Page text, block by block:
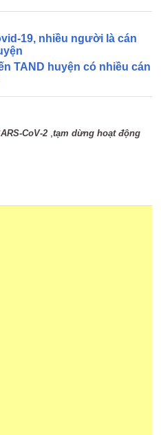
19, nhiều người là cán
TAND huyện có nhiều cán
CoV-2 ,tạm dừng hoạt động